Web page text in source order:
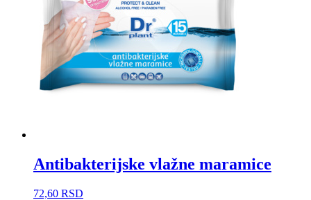
Antibakterijske vlažne maramice
72,60 RSD